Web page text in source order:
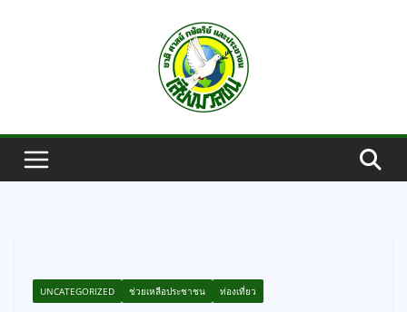
UNCATEGORIZED ช่วยเหลือประชาชน ท่องเที่ยว